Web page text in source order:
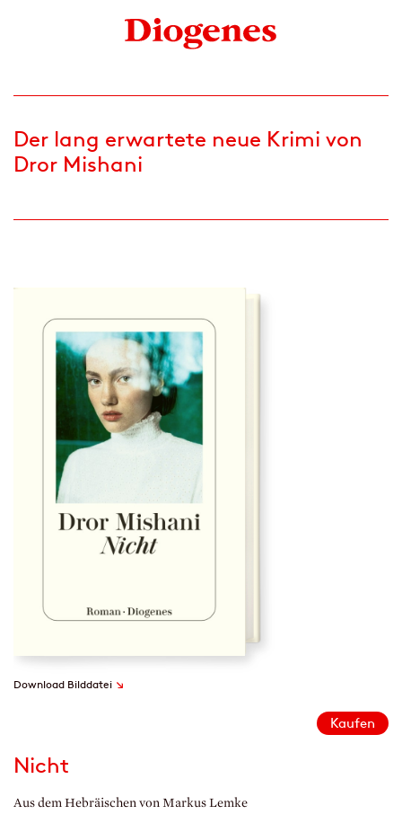
Der lang erwartete neue Krimi von
Dror Mishani
Download Bilddatei ↘
Kaufen
Nicht
Aus dem Hebräischen von Markus Lemke